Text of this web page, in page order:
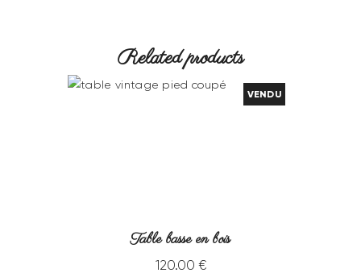
Related products
VENDU
Table basse en bois
120.00 €